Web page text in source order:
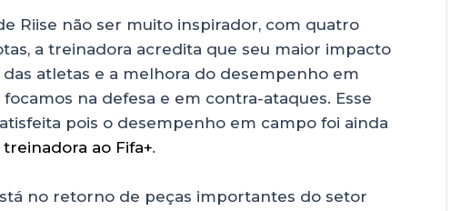
Riise não ser muito inspirador, com quatro
a treinadora acredita que seu maior impacto
atletas e a melhora do desempenho em
na defesa e em contra-ataques. Esse
pois o desempenho em campo foi ainda
ao Fifa+.
no retorno de peças importantes do setor